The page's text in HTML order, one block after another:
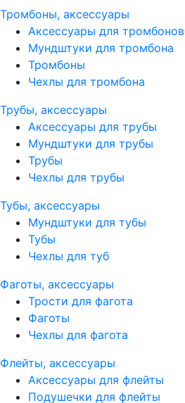
Тромбоны, аксессуары
Аксессуары для тромбонов
Мундштуки для тромбона
Тромбоны
Чехлы для тромбона
Трубы, аксессуары
Аксессуары для трубы
Мундштуки для трубы
Трубы
Чехлы для трубы
Тубы, аксессуары
Мундштуки для тубы
Тубы
Чехлы для туб
Фаготы, аксессуары
Трости для фагота
Фаготы
Чехлы для фагота
Флейты, аксессуары
Аксессуары для флейты
Подушечки для флейты